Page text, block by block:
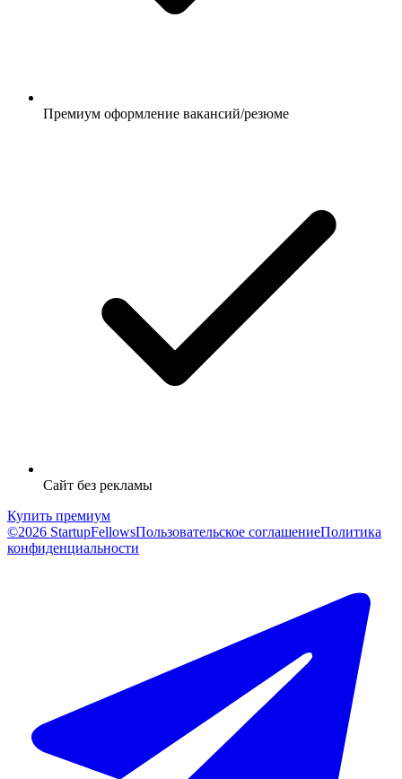
Премиум оформление вакансий/резюме
Сайт без рекламы
Купить премиум
©2026 StartupFellowsПользовательское соглашениеПолитика
конфиденциальности